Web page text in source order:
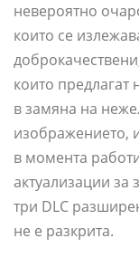
невероятно
които се
които
в замяна на
изображението,
в момента
актуализации за
три DLC
не е разкрита.